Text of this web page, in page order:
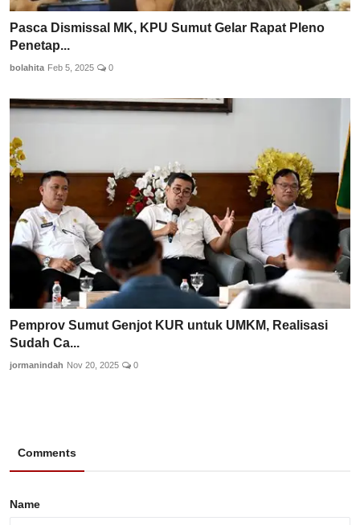
Pasca Dismissal MK, KPU Sumut Gelar Rapat Pleno
Penetap...
bolahita Feb 5, 2025 0
Pemprov Sumut Genjot KUR untuk UMKM, Realisasi
Sudah Ca...
jormanindah Nov 20, 2025 0
Comments
Name